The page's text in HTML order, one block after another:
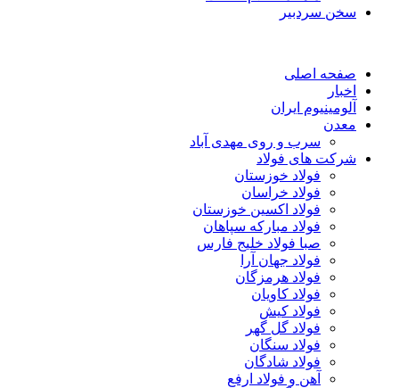
سخن سردبیر
صفحه اصلی
اخبار
آلومینیوم ایران
معدن
سرب و روی مهدی آباد
شرکت های فولاد
فولاد خوزستان
فولاد خراسان
فولاد اکسین خوزستان
فولاد مبارکه سپاهان
صبا فولاد خلیج فارس
فولاد جهان آرا
فولاد هرمزگان
فولاد کاویان
فولاد کیش
فولاد گل گهر
فولاد سنگان
فولاد شادگان
آهن و فولاد ارفع